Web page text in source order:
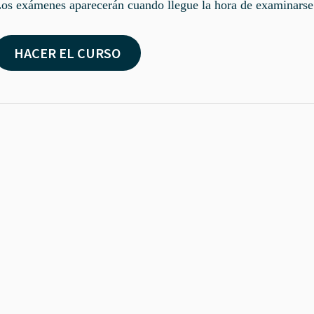
exámenes aparecerán cuando llegue la hora de
HACER EL CURSO